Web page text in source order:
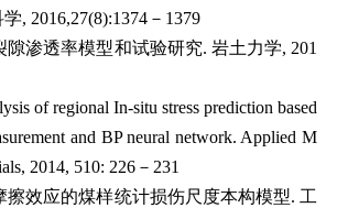
学, 2016,27(8):1374－ 1379
隙渗透率模型和试验研究. 岩土力学, 201
of regional In-situ stress prediction based
and BP neural network. Applied M
2014, 510: 226－ 231
擦效应的煤样统计损伤尺度本构模型. 工